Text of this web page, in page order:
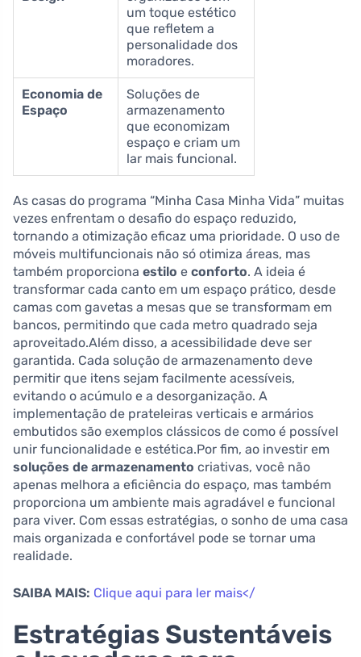
um toque estético
que refletem a
personalidade dos
moradores.
Economia de
Espaço
Soluções de
armazenamento
que economizam
espaço e criam um
lar mais funcional.
As casas do programa “Minha Casa Minha Vida” muitas
vezes enfrentam o desafio do espaço reduzido,
tornando a otimização eficaz uma prioridade. O uso de
móveis multifuncionais não só otimiza áreas, mas
também proporciona estilo e conforto. A ideia é
transformar cada canto em um espaço prático, desde
camas com gavetas a mesas que se transformam em
bancos, permitindo que cada metro quadrado seja
aproveitado.Além disso, a acessibilidade deve ser
garantida. Cada solução de armazenamento deve
permitir que itens sejam facilmente acessíveis,
evitando o acúmulo e a desorganização. A
implementação de prateleiras verticais e armários
embutidos são exemplos clássicos de como é possível
unir funcionalidade e estética.Por fim, ao investir em
soluções de armazenamento criativas, você não
apenas melhora a eficiência do espaço, mas também
proporciona um ambiente mais agradável e funcional
para viver. Com essas estratégias, o sonho de uma casa
mais organizada e confortável pode se tornar uma
realidade.
SAIBA MAIS: Clique aqui para ler mais</
Estratégias Sustentáveis